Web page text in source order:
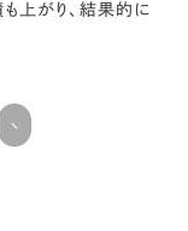
上がり、結果的に